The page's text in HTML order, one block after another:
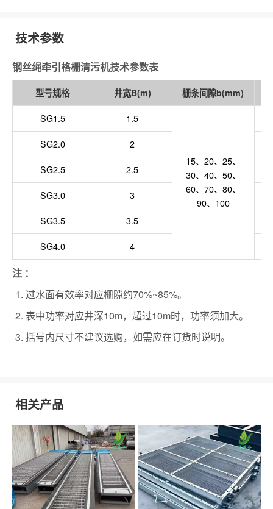
技术参数
钢丝绳牵引格栅清污机技术参数表
型号规格 井宽B(m) 栅条间隙b(mm)
SG1.5 1.5
15、20、25、
30、40、50、
60、70、80、
90、100
SG2.0 2
SG2.5 2.5
SG3.0 3
SG3.5 3.5
SG4.0 4
注 ：
过水面有效率对应栅隙约70%~85%。
表中功率对应井深10m，超过10m时，功率须加大。
括号内尺寸不建议选购，如需应在订货时说明。
相关产品